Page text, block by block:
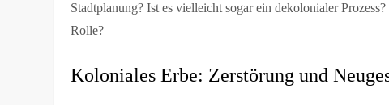
Stadtplanung? Ist es vielleicht sogar ein dekolonialer
Rolle?
Koloniales Erbe: Zerstörung und